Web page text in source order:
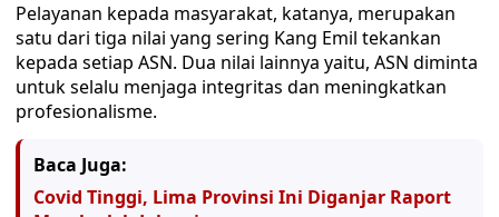
Pelayanan kepada masyarakat, katanya, merupakan
satu dari tiga nilai yang sering Kang Emil tekankan
kepada setiap ASN. Dua nilai lainnya yaitu, ASN diminta
untuk selalu menjaga integritas dan meningkatkan
profesionalisme.
Baca Juga:
Covid Tinggi, Lima Provinsi Ini Diganjar Raport